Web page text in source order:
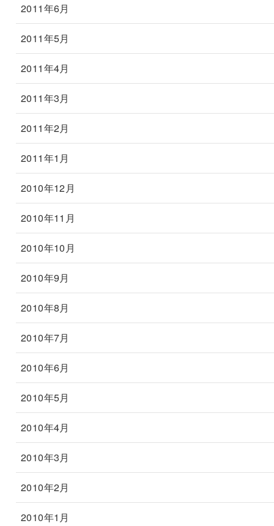
2011年6月
2011年5月
2011年4月
2011年3月
2011年2月
2011年1月
2010年12月
2010年11月
2010年10月
2010年9月
2010年8月
2010年7月
2010年6月
2010年5月
2010年4月
2010年3月
2010年2月
2010年1月